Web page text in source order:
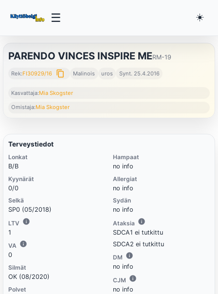
☰ ☀️
PARENDO VINCES INSPIRE MERM-19
Rek:FI30929/16 content_copy Malinois uros Synt. 25.4.2016
Kasvattaja:Mia Skogster
Omistaja:Mia Skogster
Terveystiedot
Lonkat
B/B
Kyynärät
0/0
Selkä
SP0 (05/2018)
LTV
1
VA
0
Silmät
OK (08/2020)
Polvet
Hampaat
no info
Allergiat
no info
Sydän
no info
Ataksia
SDCA1 ei tutkittu
SDCA2 ei tutkittu
DM
no info
CJM
no info